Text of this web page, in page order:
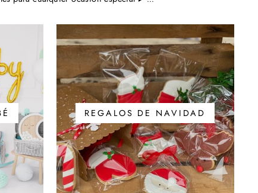
REGALOS DE NAVIDAD